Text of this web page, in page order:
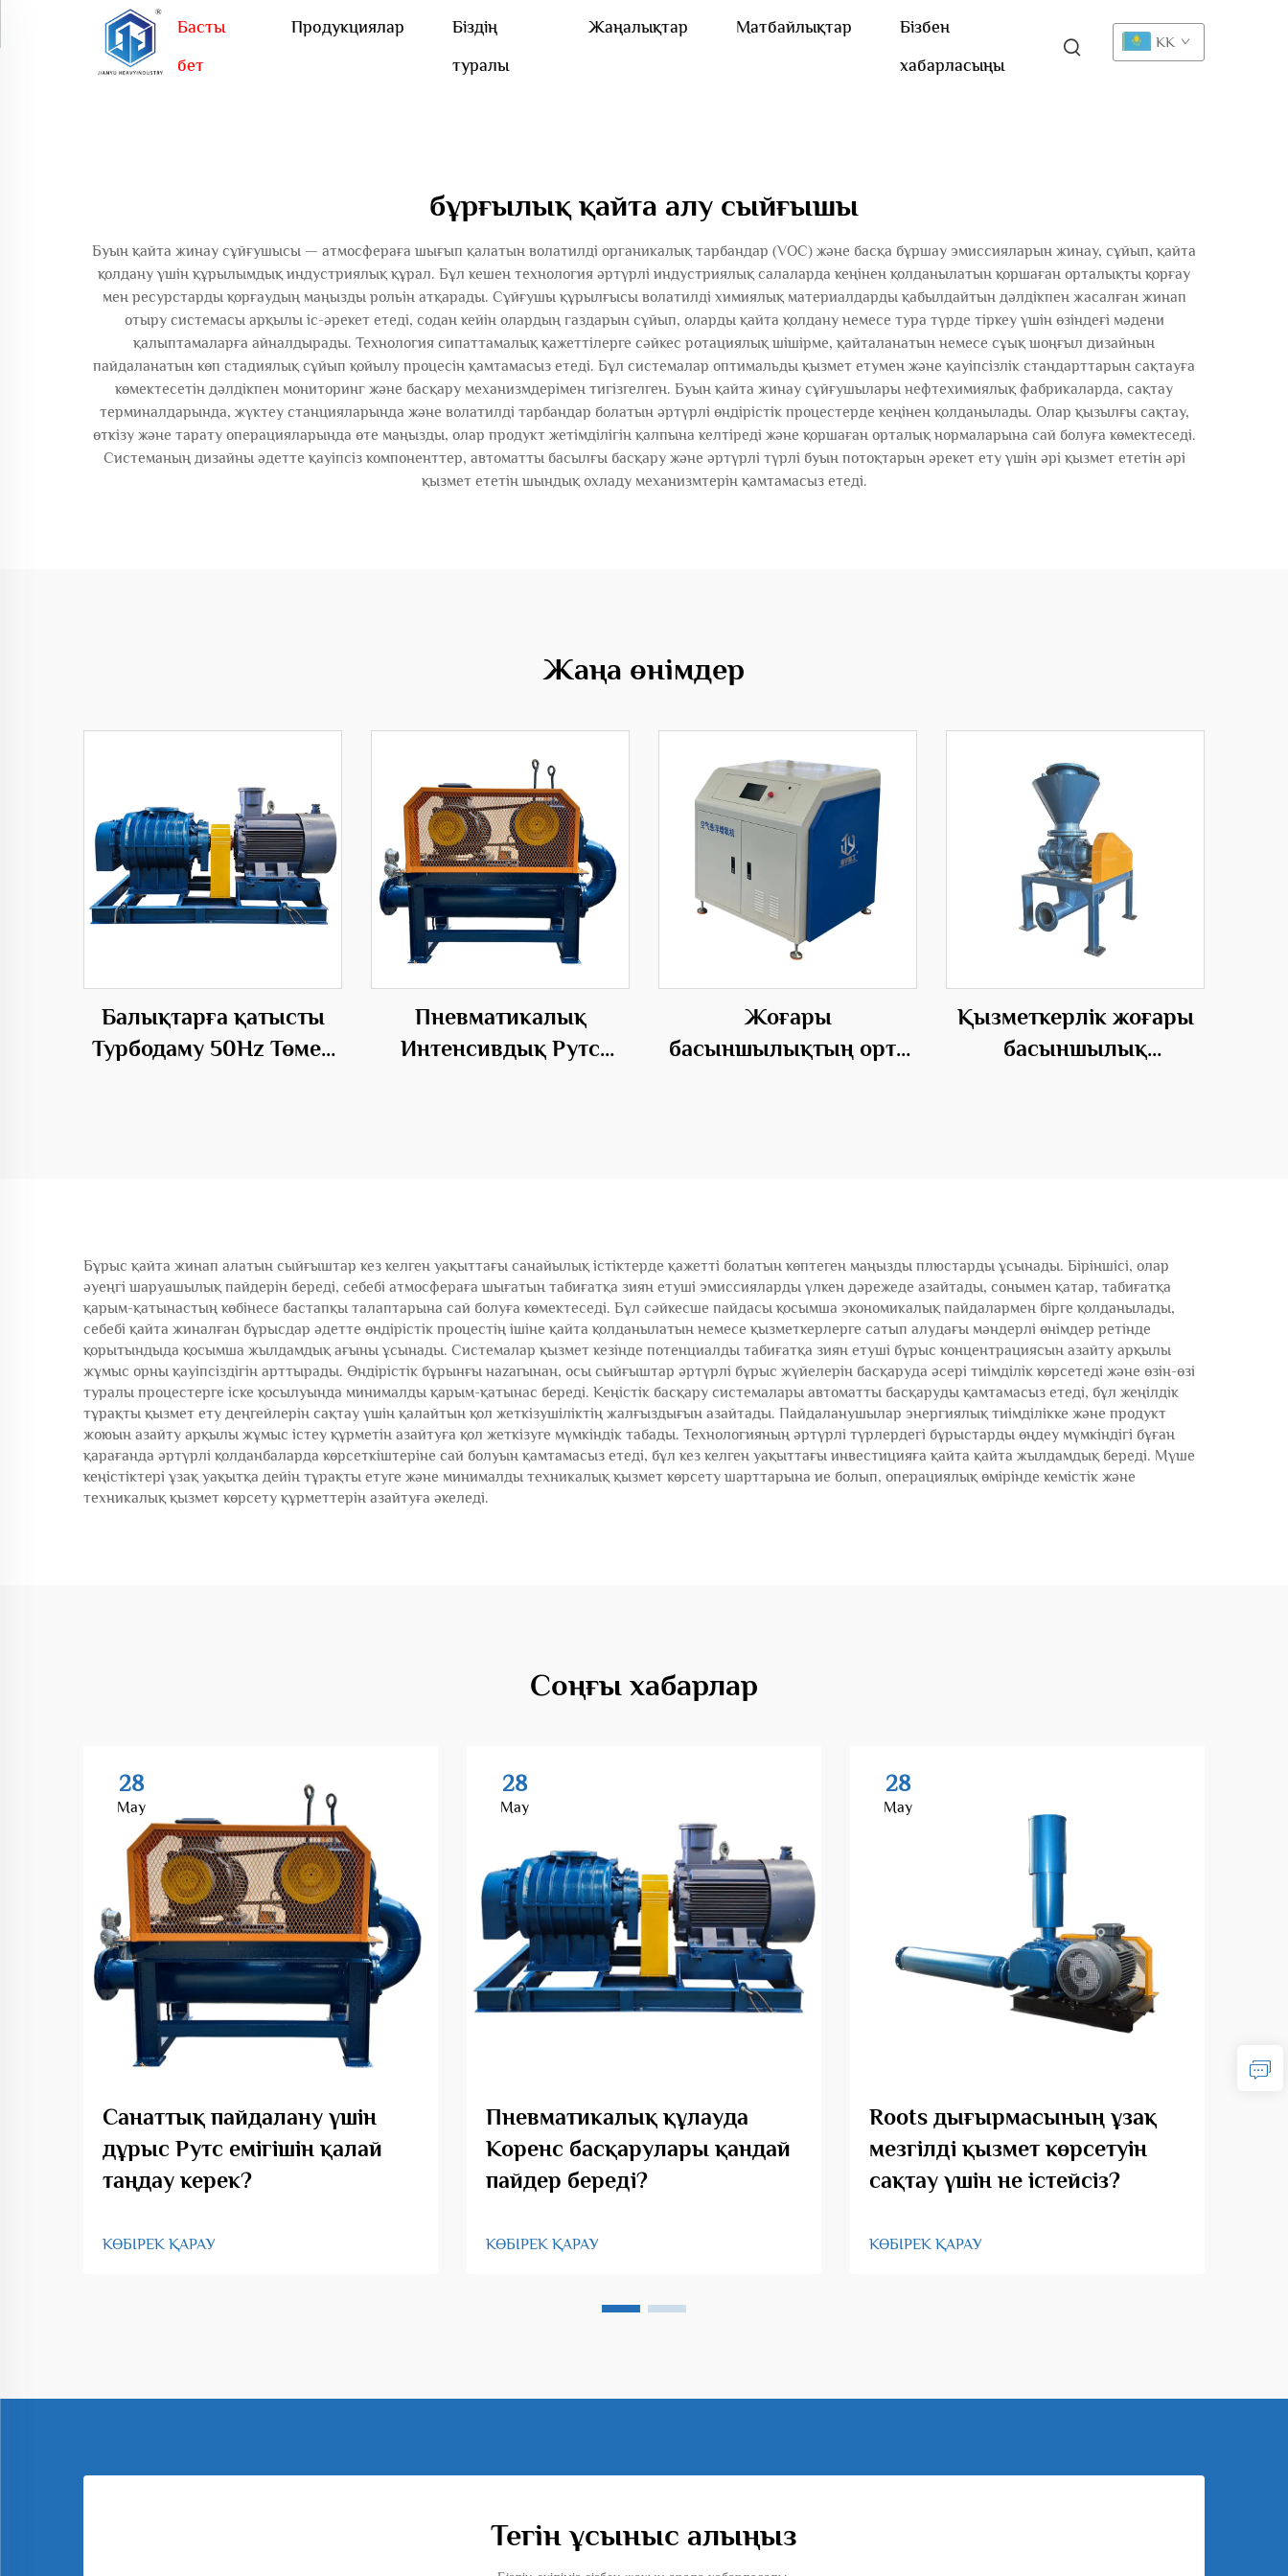
Басты
бет
Продукциялар
Біздің
туралы
Жаңалықтар Матбайлықтар
Бізбен
хабарласыңы
KK
бұрғылық қайта алу сыйғышы
Буын қайта жинау сұйғушысы — атмосфераға шығып қалатын волатилді органикалық тарбандар (VOC) және басқа бұршау эмиссияларын жинау, сұйып, қайта
қолдану үшін құрылымдық индустриялық құрал. Бұл кешен технология әртүрлі индустриялық салаларда кеңінен қолданылатын қоршаған орталықты қорғау
мен ресурстарды қорғаудың маңызды рольін атқарады. Сұйғушы құрылғысы волатилді химиялық материалдарды қабылдайтын дәлдікпен жасалған жинап
отыру системасы арқылы іс-әрекет етеді, содан кейін олардың газдарын сұйып, оларды қайта қолдану немесе тура түрде тіркеу үшін өзіндеғі мәдени
қалыптамаларға айналдырады. Технология сипаттамалық қажеттілерге сәйкес ротациялық шішірме, қайталанатын немесе сұық шоңғыл дизайнын
пайдаланатын көп стадиялық сұйып қойылу процесін қамтамасыз етеді. Бұл системалар оптимальды қызмет етумен және қауіпсізлік стандарттарын сақтауға
көмектесетін дәлдікпен мониторинг және басқару механизмдерімен тигізгелген. Буын қайта жинау сұйғушылары нефтехимиялық фабрикаларда, сақтау
терминалдарында, жүктеу станцияларында және волатилді тарбандар болатын әртүрлі өндірістік процестерде кеңінен қолданылады. Олар қызылғы сақтау,
өткізу және тарату операцияларында өте маңызды, олар продукт жетімділігін қалпына келтіреді және қоршаған орталық нормаларына сай болуға көмектеседі.
Системаның дизайны әдетте қауіпсіз компоненттер, автоматты басылғы басқару және әртүрлі түрлі буын потоқтарын әрекет ету үшін әрі қызмет ететін әрі
қызмет ететін шындық охладу механизмтерін қамтамасыз етеді.
Жаңа өнімдер
Балықтарға қатысты
Турбодаму 50Hz Төмен
Пневматикалық
Интенсивдық Рутс
Жоғары
басыншылықтың орта
Қызметкерлік жоғары
басыншылық
Бұрыс қайта жинап алатын сыйғыштар кез келген уақыттағы санайылық істіктерде қажетті болатын көптеген маңызды плюстарды ұсынады. Біріншісі, олар
әуеңгі шаруашылық пайдерін береді, себебі атмосфераға шығатын табиғатқа зиян етуші эмиссияларды үлкен дәрежеде азайтады, сонымен қатар, табиғатқа
қарым-қатынастың көбінесе бастапқы талаптарына сай болуға көмектеседі. Бұл сәйкесше пайдасы қосымша экономикалық пайдалармен бірге қолданылады,
себебі қайта жиналған бұрысдар әдетте өндірістік процестің ішіне қайта қолданылатын немесе қызметкерлерге сатып алудағы мәндерлі өнімдер ретінде
қорытындыда қосымша жылдамдық ағыны ұсынады. Системалар қызмет кезінде потенциалды табиғатқа зиян етуші бұрыс концентрациясын азайту арқылы
жұмыс орны қауіпсіздігін арттырады. Өндірістік бұрынғы нazarынан, осы сыйғыштар әртүрлі бұрыс жүйелерін басқаруда әсері тиімділік көрсетеді және өзін-өзі
туралы процестерге іске қосылуында минималды қарым-қатынас береді. Кеңістік басқару системалары автоматты басқаруды қамтамасыз етеді, бұл жеңілдік
тұрақты қызмет ету деңгейлерін сақтау үшін қалайтын қол жеткізушіліктің жалғыздығын азайтады. Пайдаланушылар энергиялық тиімділікке және продукт
жоюын азайту арқылы жұмыс істеу құрметін азайтуға қол жеткізуге мүмкіндік табады. Технологияның әртүрлі түрлердегі бұрыстарды өңдеу мүмкіндігі бұған
қарағанда әртүрлі қолданбаларда көрсеткіштеріне сай болуын қамтамасыз етеді, бұл кез келген уақыттағы инвестицияға қайта қайта жылдамдық береді. Мүше
кеңістіктері ұзақ уақытқа дейін тұрақты етуге және минималды техникалық қызмет көрсету шарттарына ие болып, операциялық өмірінде кемістік және
техникалық қызмет көрсету құрметтерін азайтуға әкеледі.
Соңғы хабарлар
28
May
Санаттық пайдалану үшін
дұрыс Рутс емігішін қалай
таңдау керек?
КӨБІРЕК ҚАРАУ
28
May
Пневматикалық құлауда
Коренс басқарулары қандай
пайдер береді?
КӨБІРЕК ҚАРАУ
28
May
Roots дығырмасының ұзақ
мезгілді қызмет көрсетуін
сақтау үшін не істейсіз?
КӨБІРЕК ҚАРАУ
Тегін ұсыныс алыңыз